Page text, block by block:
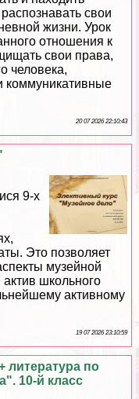
свои
жизни. Урок
отношения к
свои права,
человека,
коммуникативные
20 07 2026 22:10:43
9-х
Это позволяет
музейной
школьного
активному
19 07 2026 23:10:59
литература по
10-й класс